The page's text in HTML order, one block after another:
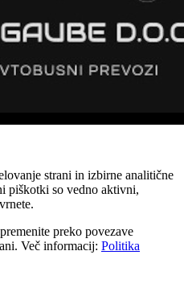
strani in izbirne analitične
piškotki so vedno aktivni,
preko povezave
Več informacij: Politika